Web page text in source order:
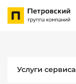
Услуги сервиса